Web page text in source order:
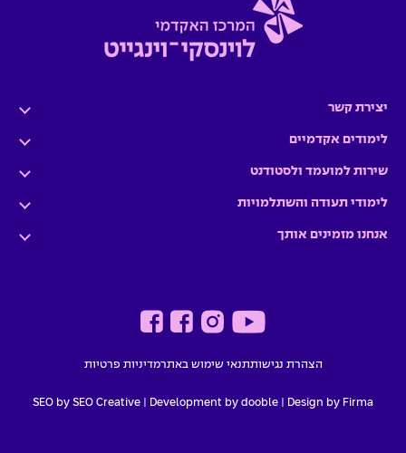
יצירת קשר
לימודים אקדמיים
שירות למועמד ולסטודנט
לימודי תעודה והשתלמויות
אנחנו מזמינים אותך
הצהרת נגישותתנאי שימוש באתרמדיניות פרטיות
Design by Firma |
Development by dooble
SEO by SEO Creative